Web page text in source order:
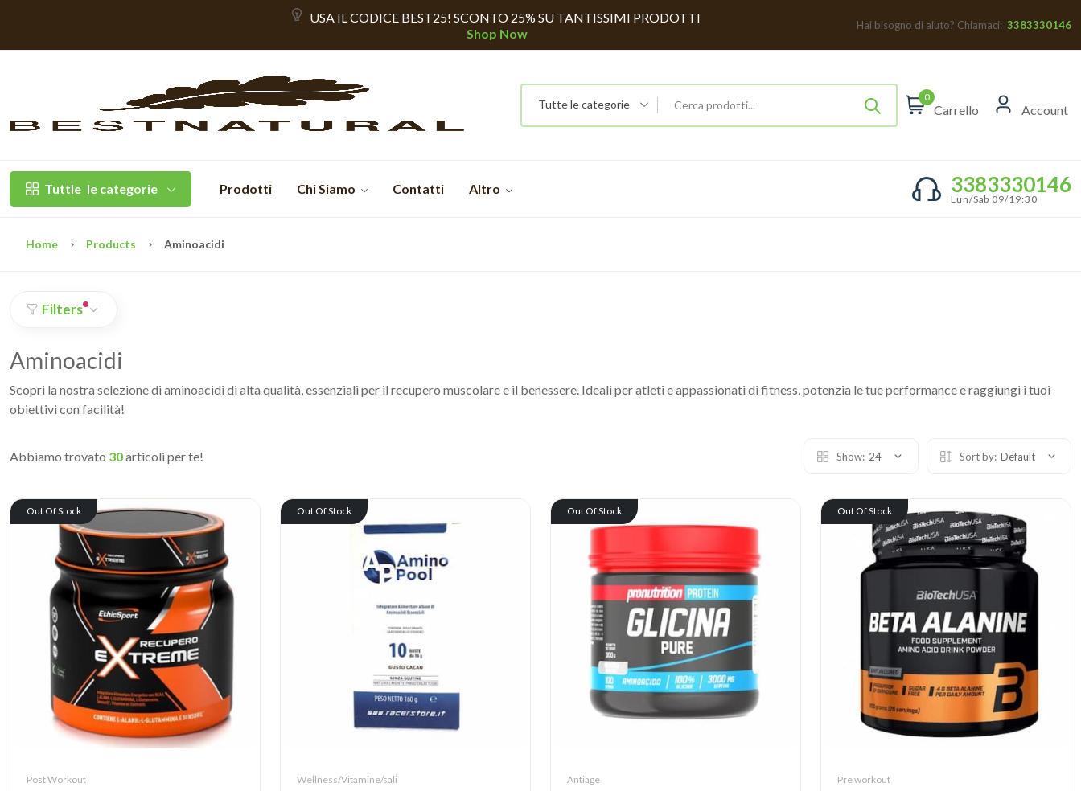
USA IL CODICE BEST25! SCONTO 25% SU TANTISSIMI PRODOTTI
Shop Now
Hai bisogno di aiuto? Chiamaci: 3383330146
Tutte le categorie
0
Carrello Account
Tuttle le categorie Prodotti Chi Siamo Contatti Altro 3383330146
Lun/Sab 09/19:30
Home Products Aminoacidi
Filters
Aminoacidi
Scopri la nostra selezione di aminoacidi di alta qualità, essenziali per il recupero muscolare e il benessere. Ideali per atleti e appassionati di fitness, potenzia le tue performance e raggiungi i tuoi
obiettivi con facilità!
Abbiamo trovato 30articoli per te! Show: 24 Sort by: Default
Out Of Stock
Post Workout
Out Of Stock
Wellness/Vitamine/sali
Out Of Stock
Antiage
Out Of Stock
Pre workout